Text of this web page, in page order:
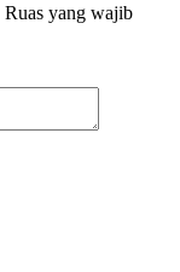
Ruas yang wajib